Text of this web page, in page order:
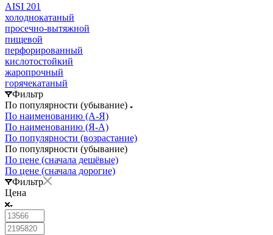
AISI 201
холоднокатаный
просечно-вытяжной
пищевой
перфорированный
кислотостойкий
жаропрочный
горячекатаный
Фильтр
По популярности (убывание)
По наименованию (А-Я)
По наименованию (Я-А)
По популярности (возрастание)
По популярности (убывание)
По цене (сначала дешёвые)
По цене (сначала дорогие)
Фильтр
Цена